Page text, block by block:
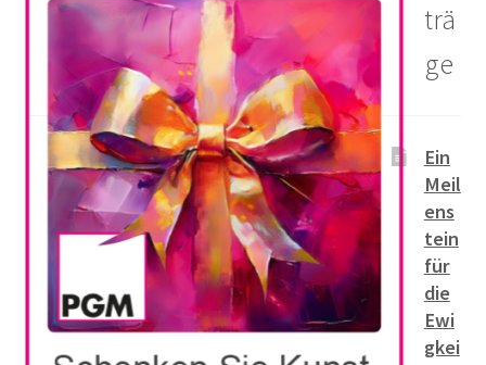
trä
ge
Ein
Meil
ens
tein
für
die
Ewi
gkei